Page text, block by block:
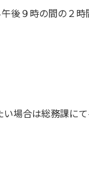
後９時の間の２時
場合は総務課に